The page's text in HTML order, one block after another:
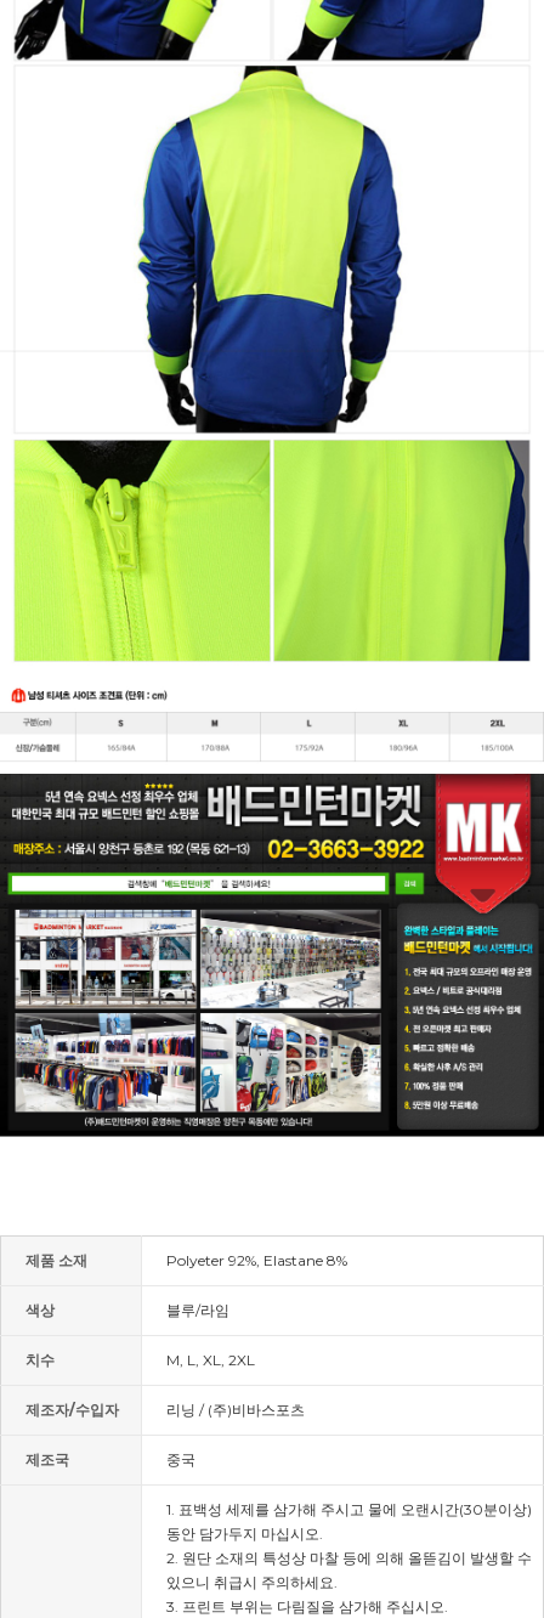
제품 소재 Polyeter 92%, Elastane 8%
색상 블루/라임
치수 M, L, XL, 2XL
제조자/수입자 리닝 / (주)비바스포츠
제조국 중국
1. 표백성 세제를 삼가해 주시고 물에 오랜시간(30분이상)
동안 담가두지 마십시오.
2. 원단 소재의 특성상 마찰 등에 의해 올뜯김이 발생할 수
있으니 취급시 주의하세요.
3. 프린트 부위는 다림질을 삼가해 주십시오.